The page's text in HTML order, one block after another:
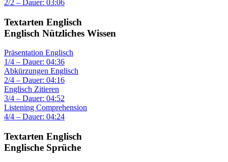
2/2 – Dauer: 03:06
Textarten Englisch
Englisch Nützliches Wissen
Präsentation Englisch
1/4 – Dauer: 04:36
Abkürzungen Englisch
2/4 – Dauer: 04:16
Englisch Zitieren
3/4 – Dauer: 04:52
Listening Comprehension
4/4 – Dauer: 04:24
Textarten Englisch
Englische Sprüche